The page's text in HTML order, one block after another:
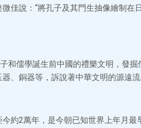
佳說：“將孔子及其門生抽像繪制在
和儒學誕生前中國的禮樂文明，發掘
、銅器等，訴說著中華文明的源遠流
約2萬年，是今朝已知世界上年月最